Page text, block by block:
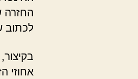
החזרה
לכתוב
אחוזי